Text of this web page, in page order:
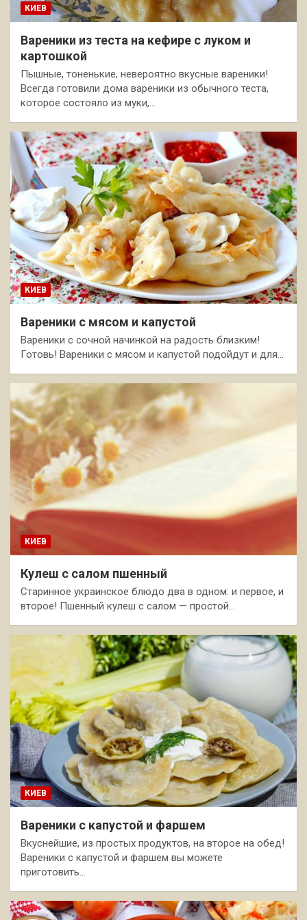
КИЕВ
Вареники из теста на кефире с луком и
картошкой
Пышные, тоненькие, невероятно вкусные вареники!
Всегда готовили дома вареники из обычного теста,
которое состояло из муки,…
КИЕВ
Вареники с мясом и капустой
Вареники с сочной начинкой на радость близким!
Готовь! Вареники с мясом и капустой подойдут и для…
КИЕВ
Кулеш с салом пшенный
Старинное украинское блюдо два в одном: и первое, и
второе! Пшенный кулеш с салом — простой…
КИЕВ
Вареники с капустой и фаршем
Вкуснейшие, из простых продуктов, на второе на обед!
Вареники с капустой и фаршем вы можете
приготовить…